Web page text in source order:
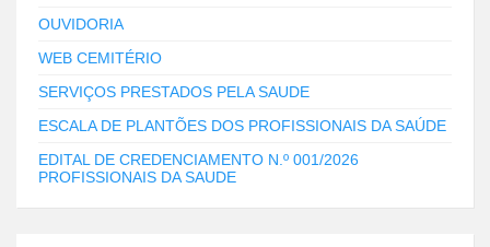
OUVIDORIA
WEB CEMITÉRIO
SERVIÇOS PRESTADOS PELA SAUDE
ESCALA DE PLANTÕES DOS PROFISSIONAIS DA SAÚDE
EDITAL DE CREDENCIAMENTO N.º 001/2026
PROFISSIONAIS DA SAUDE